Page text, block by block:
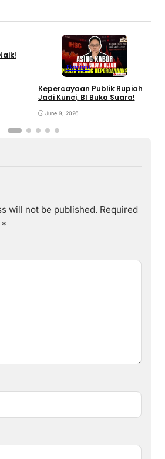
Ekonomi
Kepercayaan Publik Rupiah
Jadi Kunci, BI Buka Suara!
June 9, 2026
will not be published. Required
*